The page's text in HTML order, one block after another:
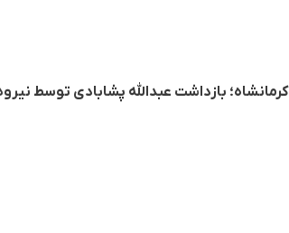
کرمانشاه؛ بازداشت عبدالله پشابادی توسط